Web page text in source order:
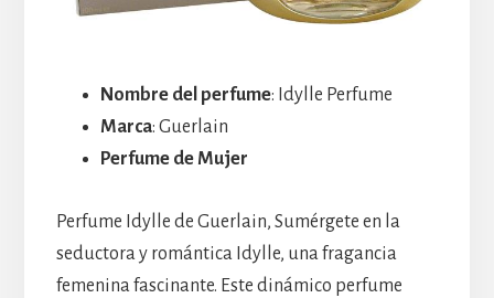
Nombre del perfume: Idylle Perfume
Marca: Guerlain
Perfume de Mujer
Perfume Idylle de Guerlain, Sumérgete en la
seductora y romántica Idylle, una fragancia
femenina fascinante. Este dinámico perfume